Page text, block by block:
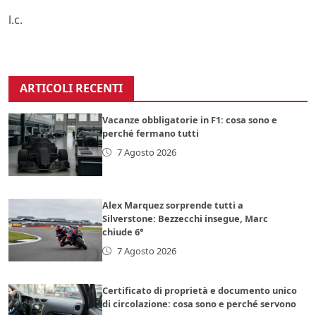
l.c.
ARTICOLI RECENTI
Vacanze obbligatorie in F1: cosa sono e
perché fermano tutti
7 Agosto 2026
Alex Marquez sorprende tutti a
Silverstone: Bezzecchi insegue, Marc
chiude 6°
7 Agosto 2026
Certificato di proprietà e documento unico
di circolazione: cosa sono e perché servono